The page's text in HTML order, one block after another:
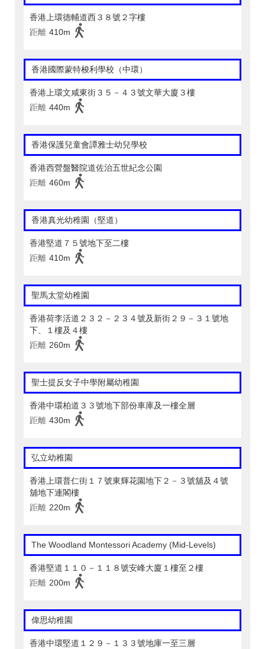
香港上環德輔道西３８號２字樓
距離 410m
香港國際蒙特梭利學校（中環）
香港上環文咸東街３５－４３號文華大廈３樓
距離 440m
香港保護兒童會譚雅士幼兒學校
香港西營盤醫院道佐治五世紀念公園
距離 460m
香港真光幼稚園（堅道）
香港堅道７５號地下至二樓
距離 410m
聖馬太堂幼稚園
香港荷李活道２３２－２３４號及新街２９－３１號地
下、１樓及４樓
距離 260m
聖士提反女子中學附屬幼稚園
香港中環柏道３３號地下部份車庫及一樓全層
距離 430m
弘立幼稚園
香港上環普仁街１７號東輝花園地下２－３號舖及４號
舖地下連閣樓
距離 220m
The Woodland Montessori Academy (Mid-Levels)
香港堅道１１０－１１８號安峰大廈１樓至２樓
距離 200m
偉思幼稚園
香港中環堅道１２９－１３３號地庫一至三層